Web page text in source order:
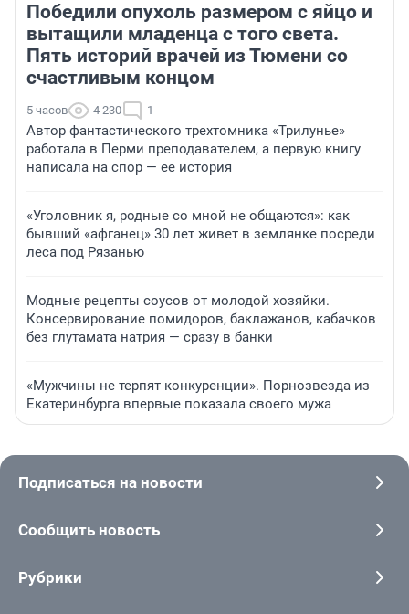
Победили опухоль размером с яйцо и
вытащили младенца с того света.
Пять историй врачей из Тюмени со
счастливым концом
5 часов 4 230 1
Автор фантастического трехтомника «Трилунье»
работала в Перми преподавателем, а первую книгу
написала на спор — ее история
«Уголовник я, родные со мной не общаются»: как
бывший «афганец» 30 лет живет в землянке посреди
леса под Рязанью
Модные рецепты соусов от молодой хозяйки.
Консервирование помидоров, баклажанов, кабачков
без глутамата натрия — сразу в банки
«Мужчины не терпят конкуренции». Порнозвезда из
Екатеринбурга впервые показала своего мужа
Подписаться на новости
Сообщить новость
Рубрики